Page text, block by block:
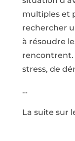
multiples et
rechercher
à résoudre
rencontrent.
stress, de
…
La suite sur